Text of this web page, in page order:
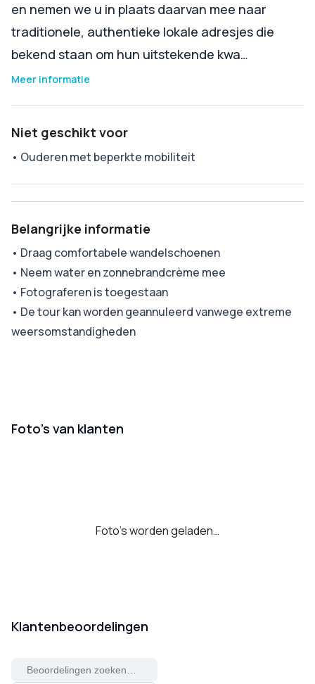
en nemen we u in plaats daarvan mee naar
traditionele, authentieke lokale adresjes die
bekend staan om hun uitstekende kwa…
Meer informatie
Niet geschikt voor
• Ouderen met beperkte mobiliteit
Belangrijke informatie
• Draag comfortabele wandelschoenen
• Neem water en zonnebrandcrème mee
• Fotograferen is toegestaan
• De tour kan worden geannuleerd vanwege extreme
weersomstandigheden
Foto’s van klanten
Foto's worden geladen…
Klantenbeoordelingen